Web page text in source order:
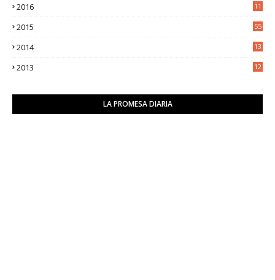
2016
11
2015 55
2014
13
2013
12
LA PROMESA DIARIA